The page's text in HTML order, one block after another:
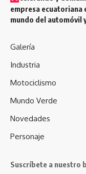
empresa ecuatoriana
mundo del automóvil
Galería
Industria
Motociclismo
Mundo Verde
Novedades
Personaje
Suscríbete a nuestro